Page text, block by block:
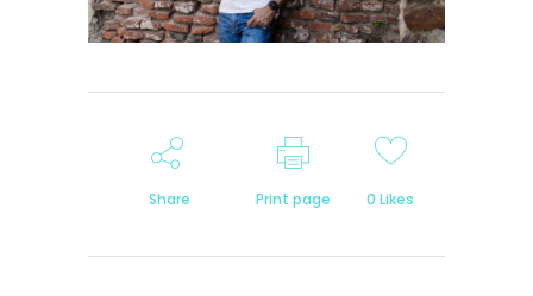
Share Print page 0 Likes